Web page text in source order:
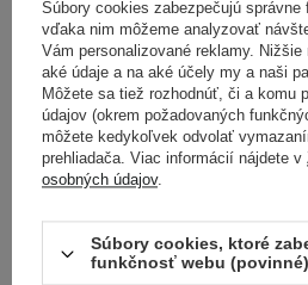
APLB - Collagen EGF
Peptide Body Lotion -
Súbory cookies zabezpečujú správne
vďaka nim môžeme analyzovať
Vám personalizované reklamy.
aké údaje a na aké účely my a naši
Môžete sa tiež rozhodnúť, či a komu
údajov (okrem požadovaných
môžete kedykoľvek odvolať
prehliadača. Viac informácií nájdete v
osobných údajov.
Súbory cookies, ktoré
funkčnosť webu (povinné)